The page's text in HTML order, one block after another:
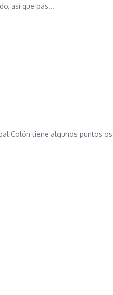
así que pas...
Colón tiene algunos puntos